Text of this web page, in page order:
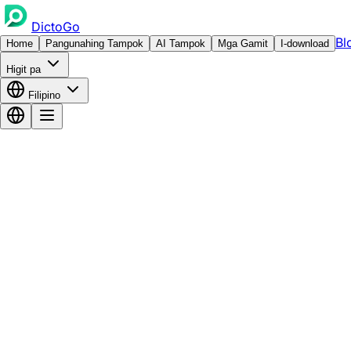
DictoGo
Home Pangunahing Tampok AI Tampok Mga Gamit I-download
Higit pa
Filipino